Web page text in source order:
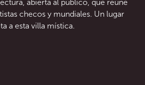
abierta al público, que reúne
checos y mundiales. Un lugar
a esta villa mística.